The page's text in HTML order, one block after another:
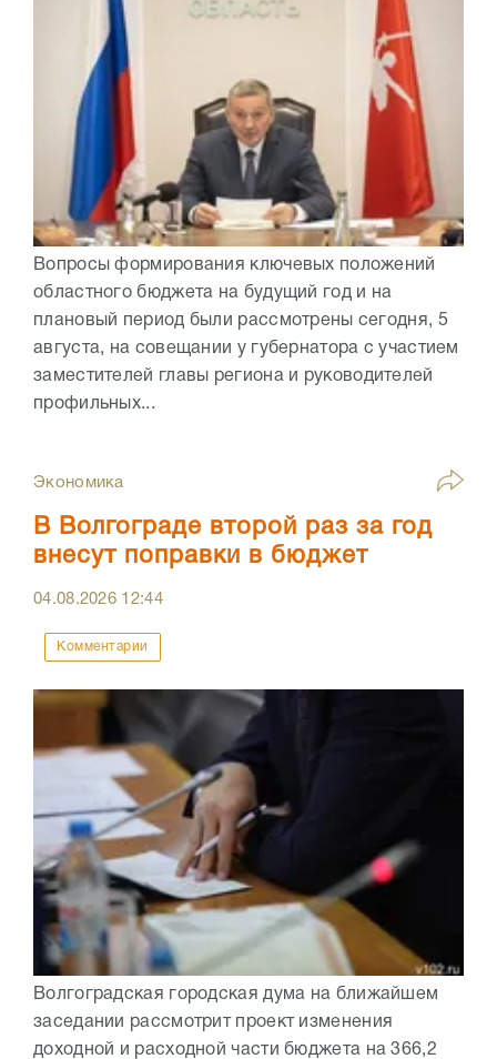
Вопросы формирования ключевых положений
областного бюджета на будущий год и на
плановый период были рассмотрены сегодня, 5
августа, на совещании у губернатора с участием
заместителей главы региона и руководителей
профильных...
Экономика
В Волгограде второй раз за год
внесут поправки в бюджет
04.08.2026 12:44
Комментарии
Волгоградская городская дума на ближайшем
заседании рассмотрит проект изменения
доходной и расходной части бюджета на 366,2